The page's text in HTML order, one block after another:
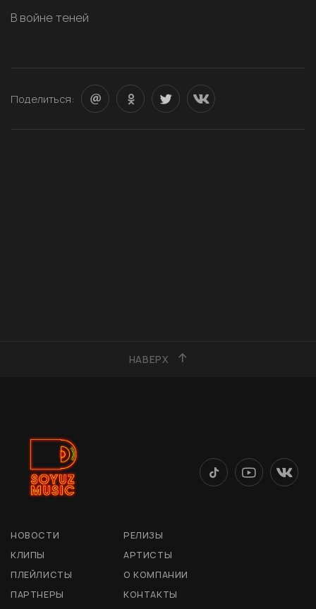
В войне теней
Поделиться:
НАВЕРХ
НОВОСТИ
РЕЛИЗЫ
КЛИПЫ
АРТИСТЫ
ПЛЕЙЛИСТЫ
О КОМПАНИИ
ПАРТНЕРЫ
КОНТАКТЫ